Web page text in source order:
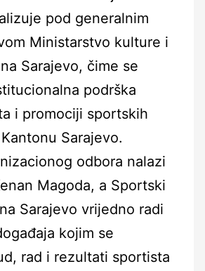
pod generalnim
Ministarstvo kulture i
Sarajevo, čime se
podrška
i promociji sportskih
Sarajevo.
odbora nalazi
Magoda, a Sportski
Sarajevo vrijedno radi
kojim se
rad i rezultati sportista